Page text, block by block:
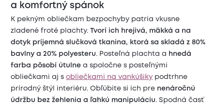
a komfortný spánok
K pekným obliečkam bezpochyby patria vkusne
zladené froté plachty.Tvorí ich hrejivá, mäkká a na
dotyk príjemná slučková tkanina, ktorá sa skladá z 80%
bavlny a 20% polyesteru. Posteľná plachta a hnedá
farba pôsobí útulnea spoločne s posteľnými
obliečkami aj sobliečkami na vankúšiky podtrhne
prírodný štýl interiéru. Obľúbite si ich pre nenáročnú
údržbu bez žehlenia a ľahkú manipuláciu. Spodná časť